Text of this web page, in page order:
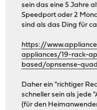
sein das eine 5 Jahre
Speedport oder 2
sind als das Ding für
https://
appliances/19-rack-
based/opnsense-
Daher ein "richtiger
schneller sein als jede
(für den